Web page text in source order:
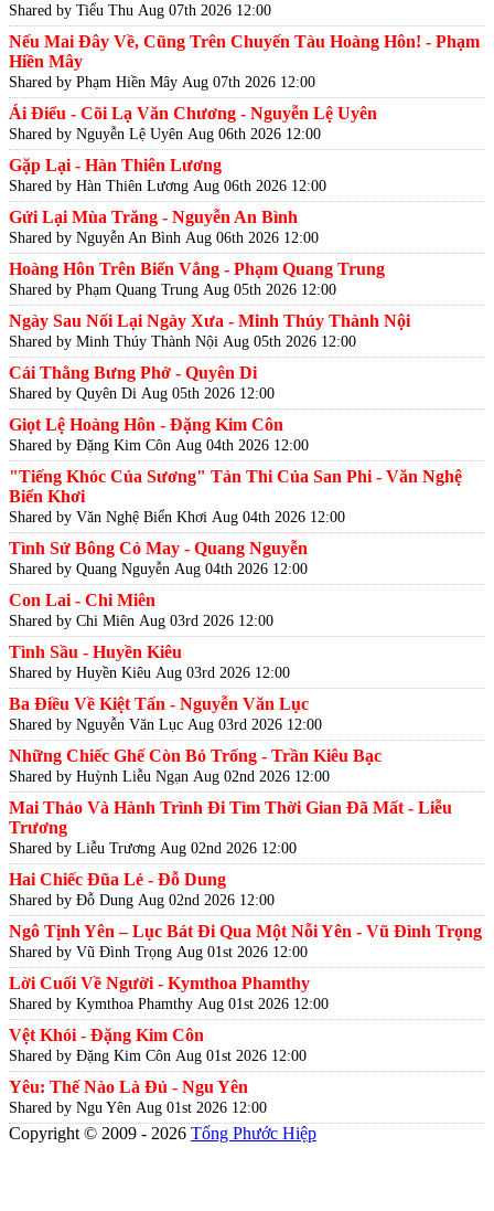
Shared by Tiểu Thu Aug 07th 2026 12:00
Nếu Mai Đây Về, Cũng Trên Chuyến Tàu Hoàng Hôn! - Phạm
Hiền Mây
Shared by Phạm Hiền Mây Aug 07th 2026 12:00
Ái Điểu - Cõi Lạ Văn Chương - Nguyễn Lệ Uyên
Shared by Nguyễn Lệ Uyên Aug 06th 2026 12:00
Gặp Lại - Hàn Thiên Lương
Shared by Hàn Thiên Lương Aug 06th 2026 12:00
Gửi Lại Mùa Trăng - Nguyễn An Bình
Shared by Nguyễn An Bình Aug 06th 2026 12:00
Hoàng Hôn Trên Biển Vắng - Phạm Quang Trung
Shared by Phạm Quang Trung Aug 05th 2026 12:00
Ngày Sau Nối Lại Ngày Xưa - Minh Thúy Thành Nội
Shared by Minh Thúy Thành Nội Aug 05th 2026 12:00
Cái Thằng Bưng Phở - Quyên Di
Shared by Quyên Di Aug 05th 2026 12:00
Giọt Lệ Hoàng Hôn - Đặng Kim Côn
Shared by Đặng Kim Côn Aug 04th 2026 12:00
"Tiếng Khóc Của Sương" Tản Thi Của San Phi - Văn Nghệ
Biển Khơi
Shared by Văn Nghệ Biển Khơi Aug 04th 2026 12:00
Tình Sử Bông Cỏ May - Quang Nguyễn
Shared by Quang Nguyễn Aug 04th 2026 12:00
Con Lai - Chi Miên
Shared by Chi Miên Aug 03rd 2026 12:00
Tình Sầu - Huyền Kiêu
Shared by Huyền Kiêu Aug 03rd 2026 12:00
Ba Điều Về Kiệt Tấn - Nguyễn Văn Lục
Shared by Nguyễn Văn Lục Aug 03rd 2026 12:00
Những Chiếc Ghế Còn Bỏ Trống - Trần Kiêu Bạc
Shared by Huỳnh Liễu Ngạn Aug 02nd 2026 12:00
Mai Thảo Và Hành Trình Đi Tìm Thời Gian Đã Mất - Liễu
Trương
Shared by Liễu Trương Aug 02nd 2026 12:00
Hai Chiếc Đũa Lẻ - Đỗ Dung
Shared by Đỗ Dung Aug 02nd 2026 12:00
Ngô Tịnh Yên – Lục Bát Đi Qua Một Nỗi Yên - Vũ Đình Trọng
Shared by Vũ Đình Trọng Aug 01st 2026 12:00
Lời Cuối Về Người - Kymthoa Phamthy
Shared by Kymthoa Phamthy Aug 01st 2026 12:00
Vệt Khói - Đặng Kim Côn
Shared by Đặng Kim Côn Aug 01st 2026 12:00
Yêu: Thế Nào Là Đủ - Ngu Yên
Shared by Ngu Yên Aug 01st 2026 12:00
Copyright © 2009 - 2026 Tống Phước Hiệp